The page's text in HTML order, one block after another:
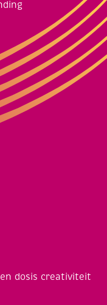
dosis creativiteit